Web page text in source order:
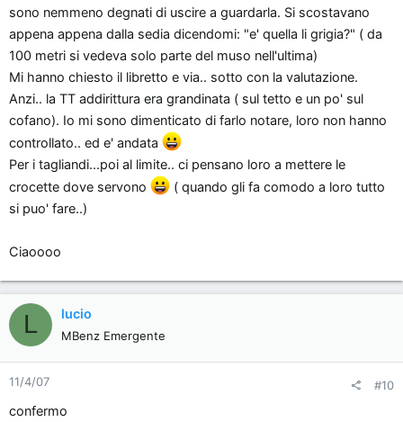
sono nemmeno degnati di uscire a guardarla. Si scostavano
appena appena dalla sedia dicendomi: "e' quella li grigia?" ( da
100 metri si vedeva solo parte del muso nell'ultima)
Mi hanno chiesto il libretto e via.. sotto con la valutazione.
Anzi.. la TT addirittura era grandinata ( sul tetto e un po' sul
cofano). Io mi sono dimenticato di farlo notare, loro non hanno
controllato.. ed e' andata
Per i tagliandi...poi al limite.. ci pensano loro a mettere le
crocette dove servono
( quando gli fa comodo a loro tutto
si puo' fare..)
Ciaoooo
L lucio
MBenz Emergente
11/4/07 #10
confermo